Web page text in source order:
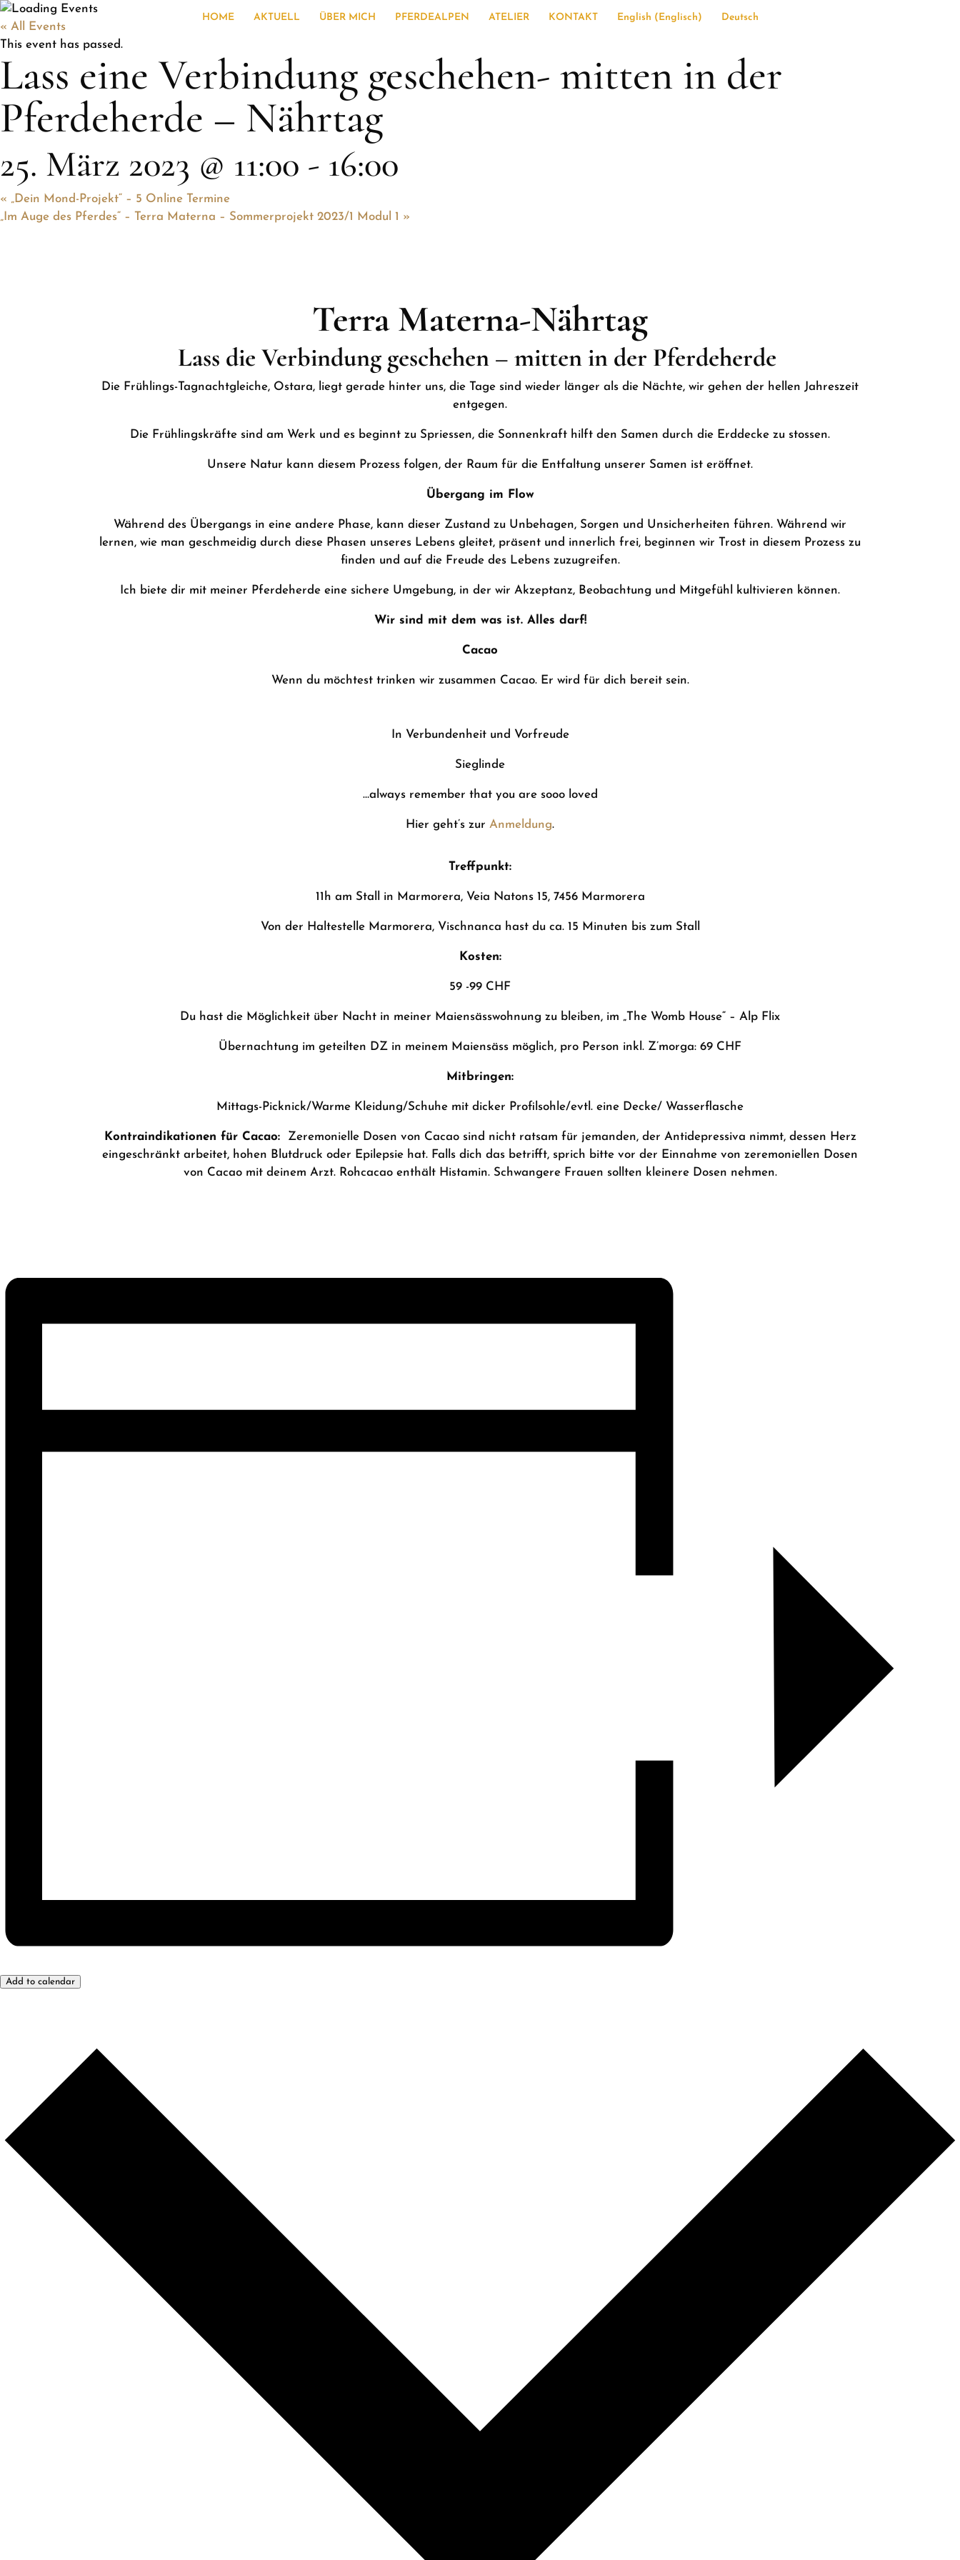
HOME AKTUELL ÜBER MICH PFERDEALPEN ATELIER KONTAKT English ( Englisch) Deutsch
« All Events
This event has passed.
Lass eine Verbindung geschehen- mitten in der
Pferdeherde – Nährtag
25. März 2023 @ 11:00 - 16:00
« „Dein Mond-Projekt“ – 5 Online Termine
„Im Auge des Pferdes“ – Terra Materna – Sommerprojekt 2023/1 Modul 1 »
Terra Materna-Nährtag
Lass die Verbindung geschehen – mitten in der Pferdeherde
Die Frühlings-Tagnachtgleiche, Ostara, liegt gerade hinter uns, die Tage sind wieder länger als die Nächte, wir gehen der hellen Jahreszeit
entgegen.
Die Frühlingskräfte sind am Werk und es beginnt zu Spriessen, die Sonnenkraft hilft den Samen durch die Erddecke zu stossen.
Unsere Natur kann diesem Prozess folgen, der Raum für die Entfaltung unserer Samen ist eröffnet.
Übergang im Flow
Während des Übergangs in eine andere Phase, kann dieser Zustand zu Unbehagen, Sorgen und Unsicherheiten führen. Während wir
lernen, wie man geschmeidig durch diese Phasen unseres Lebens gleitet, präsent und innerlich frei, beginnen wir Trost in diesem Prozess zu
finden und auf die Freude des Lebens zuzugreifen.
Ich biete dir mit meiner Pferdeherde eine sichere Umgebung, in der wir Akzeptanz, Beobachtung und Mitgefühl kultivieren können.
Wir sind mit dem was ist. Alles darf!
Cacao
Wenn du möchtest trinken wir zusammen Cacao. Er wird für dich bereit sein.
In Verbundenheit und Vorfreude
Sieglinde
…always remember that you are sooo loved
Hier geht’s zur Anmeldung.
Treffpunkt:
11h am Stall in Marmorera, Veia Natons 15, 7456 Marmorera
Von der Haltestelle Marmorera, Vischnanca hast du ca. 15 Minuten bis zum Stall
Kosten:
59 -99 CHF
Du hast die Möglichkeit über Nacht in meiner Maiensässwohnung zu bleiben, im „The Womb House“ – Alp Flix
Übernachtung im geteilten DZ in meinem Maiensäss möglich, pro Person inkl. Z’morga: 69 CHF
Mitbringen:
Mittags-Picknick/Warme Kleidung/Schuhe mit dicker Profilsohle/evtl. eine Decke/ Wasserflasche
Kontraindikationen für Cacao:
Zeremonielle Dosen von Cacao sind nicht ratsam für jemanden, der Antidepressiva nimmt, dessen Herz
eingeschränkt arbeitet, hohen Blutdruck oder Epilepsie hat. Falls dich das betrifft, sprich bitte vor der Einnahme von zeremoniellen Dosen
von Cacao mit deinem Arzt. Rohcacao enthält Histamin. Schwangere Frauen sollten kleinere Dosen nehmen.
Add to calendar